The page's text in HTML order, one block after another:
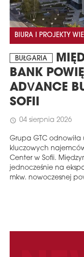
BIURA I PROJEKTY
BUŁGARIA
BANK
ADVANCE
SOFII
schedule 04 sierpnia 2026
Grupa GTC
kluczowych
Center w Sofii.
jednocześnie na
mkw. nowoczesnej